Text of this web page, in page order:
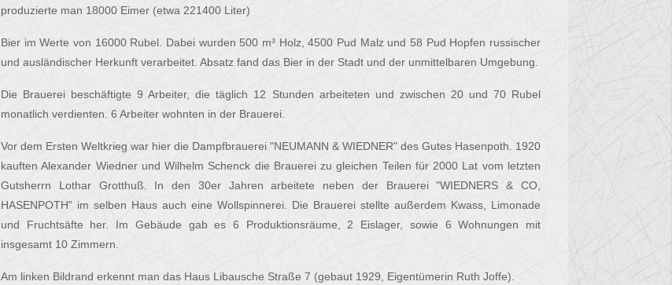
produzierte man 18000 Eimer (etwa 221400 Liter)
Bier im Werte von 16000 Rubel. Dabei wurden 500 m³ Holz, 4500 Pud Malz und 58 Pud Hopfen russischer
und ausländischer Herkunft verarbeitet. Absatz fand das Bier in der Stadt und der unmittelbaren Umgebung.
Die Brauerei beschäftigte 9 Arbeiter, die täglich 12 Stunden arbeiteten und zwischen 20 und 70 Rubel
monatlich verdienten. 6 Arbeiter wohnten in der Brauerei.
Vor dem Ersten Weltkrieg war hier die Dampfbrauerei "NEUMANN & WIEDNER" des Gutes Hasenpoth. 1920
kauften Alexander Wiedner und Wilhelm Schenck die Brauerei zu gleichen Teilen für 2000 Lat vom letzten
Gutsherrn Lothar Grotthuß. In den 30er Jahren arbeitete neben der Brauerei "WIEDNERS & CO,
HASENPOTH" im selben Haus auch eine Wollspinnerei. Die Brauerei stellte außerdem Kwass, Limonade
und Fruchtsäfte her. Im Gebäude gab es 6 Produktionsräume, 2 Eislager, sowie 6 Wohnungen mit
insgesamt 10 Zimmern.
Am linken Bildrand erkennt man das Haus Libausche Straße 7 (gebaut 1929, Eigentümerin Ruth Joffe).